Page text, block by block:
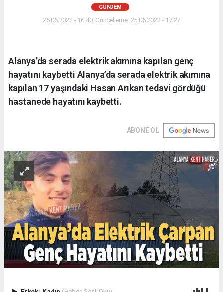
GÜNDEM
25.06.2022 - 16:40, Güncelleme: 25.06.2022 - 17:27
Alanya’da serada elektrik akımına kapılan genç
hayatını kaybetti Alanya’da serada elektrik akımına
kapılan 17 yaşındaki Hasan Arıkan tedavi gördüğü
hastanede hayatını kaybetti.
ABONE OL